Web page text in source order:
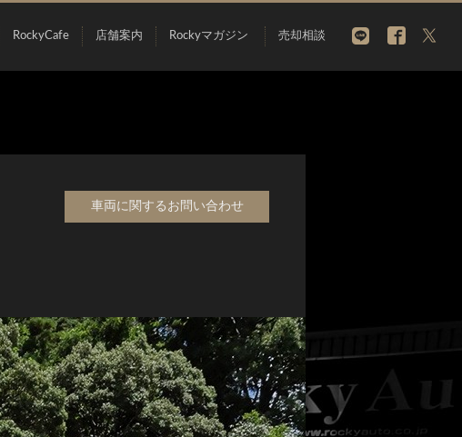
RockyCafe 店舗案内 Rockyマガジン 売却相談
車両に関するお問い合わせ